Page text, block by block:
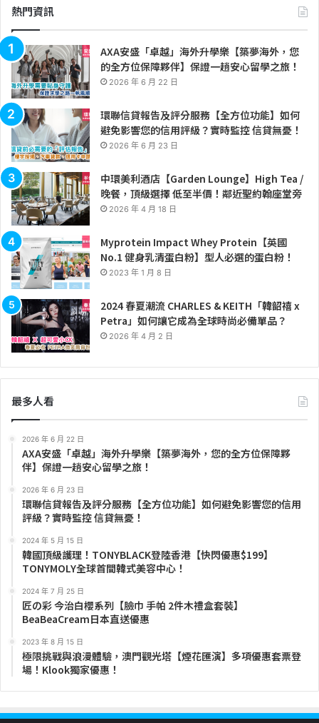
熱門資訊
AXA安盛「卓越」海外升學樂【築夢海外，您
的全方位保障夥伴】保證一趟安心留學之旅！
2026 年 6 月 22 日
環聯信貸報告及評分服務【全方位功能】如何
避免影響您的信用評級？實時監控 信貸無憂！
2026 年 6 月 23 日
中環美利酒店【Garden Lounge】High Tea /
晚餐，頂級選擇 低至半價！鄰近聖約翰座堂旁
2026 年 4 月 18 日
Myprotein Impact Whey Protein【英國
No.1 健身乳清蛋白粉】型人必選的蛋白粉！
2023 年 1 月 8 日
2024 春夏潮流 CHARLES & KEITH「韓韶禧 x
Petra」如何讓它成為全球時尚必備單品？
2026 年 4 月 2 日
最多人看
2026 年 6 月 22 日
AXA安盛「卓越」海外升學樂【築夢海外，您的全方位保障夥
伴】保證一趟安心留學之旅！
2026 年 6 月 23 日
環聯信貸報告及評分服務【全方位功能】如何避免影響您的信用
評級？實時監控 信貸無憂！
2024 年 5 月 15 日
韓國頂級護理！TONYBLACK登陸香港【快閃優惠$199】
TONYMOLY全球首間韓式美容中心！
2024 年 7 月 25 日
匠の彩 今治白櫻系列【臉巾 手帕 2件木禮盒套裝】
BeaBeaCream日本直送優惠
2023 年 8 月 15 日
極限挑戰與浪漫體驗，澳門觀光塔【煙花匯演】多項優惠套票登
場！Klook獨家優惠！